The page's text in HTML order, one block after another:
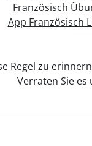
Französisch
App Französisch
zu
Verraten Sie es